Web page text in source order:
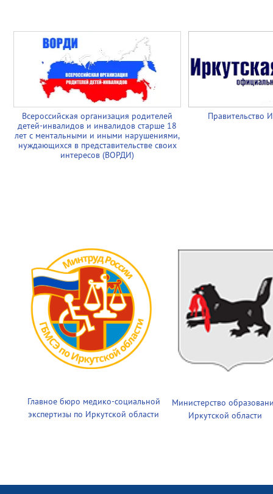
Всероссийская организация родителей
детей-инвалидов и инвалидов старше 18
лет с ментальными и иными нарушениями,
нуждающихся в представительстве своих
интересов (ВОРДИ)
Правительство
Главное бюро медико-социальной
экспертизы по Иркутской области
Министерство
Иркутской области